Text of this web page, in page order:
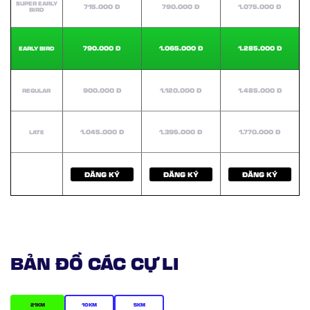
SUPER EARLY
BIRD
715.000 Đ 790.000 Đ 1.075.000 Đ
EARLY BIRD 790.000 Đ 1.065.000 Đ 1.285.000 Đ
REGULAR 900.000 Đ 1.120.000 Đ 1.485.000 Đ
LATE 1.045.000 Đ 1.395.000 Đ 1.770.000 Đ
ĐĂNG KÝ ĐĂNG KÝ ĐĂNG KÝ
BẢN ĐỒ CÁC CỰ LI
21KM 10KM 5KM